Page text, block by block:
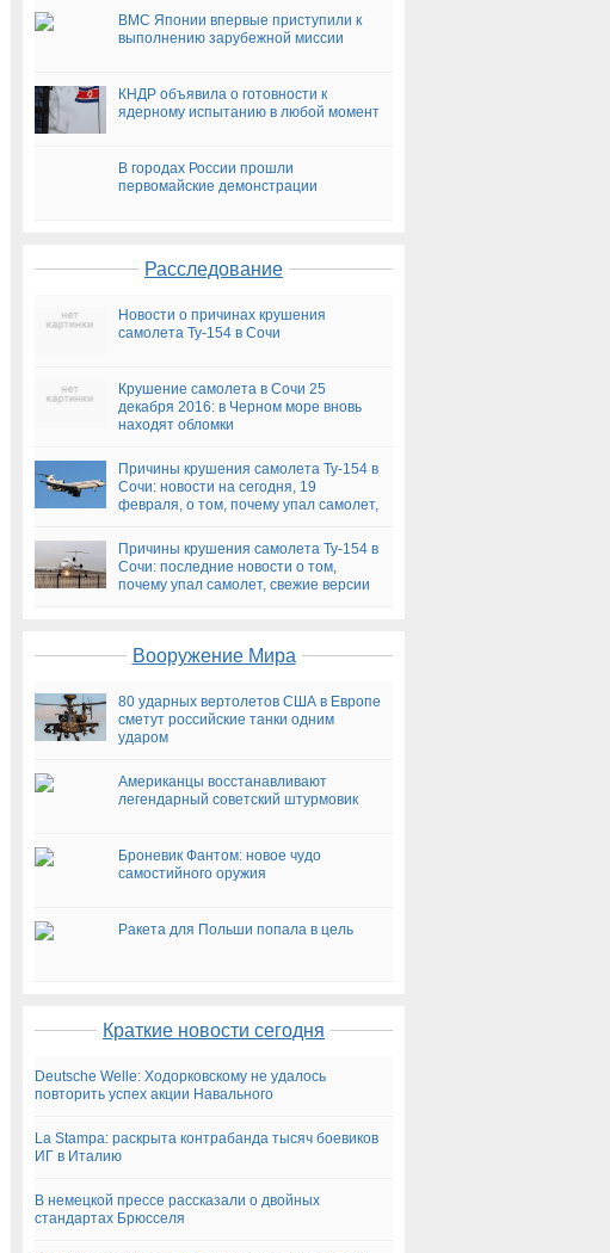
ВМС Японии впервые приступили к
выполнению зарубежной миссии
КНДР объявила о готовности к
ядерному испытанию в любой момент
В городах России прошли
первомайские демонстрации
Расследование
Новости о причинах крушения
самолета Ту-154 в Сочи
Крушение самолета в Сочи 25
декабря 2016: в Черном море вновь
находят обломки
Причины крушения самолета Ту-154 в
Сочи: новости на сегодня, 19
февраля, о том, почему упал самолет,
Причины крушения самолета Ту-154 в
Сочи: последние новости о том,
почему упал самолет, свежие версии
Вооружение Мира
80 ударных вертолетов США в Европе
сметут российские танки одним
ударом
Американцы восстанавливают
легендарный советский штурмовик
Броневик Фантом: новое чудо
самостийного оружия
Ракета для Польши попала в цель
Краткие новости сегодня
Deutsche Welle: Ходорковскому не удалось
повторить успех акции Навального
La Stampa: раскрыта контрабанда тысяч боевиков
ИГ в Италию
В немецкой прессе рассказали о двойных
стандартах Брюсселя